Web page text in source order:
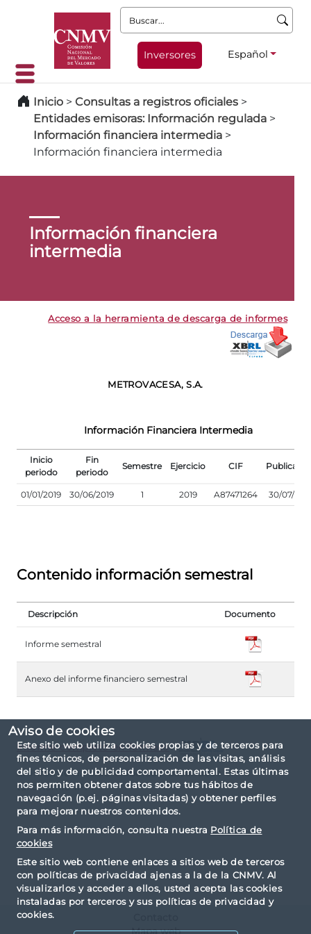
Aviso de cookies
Este sitio web utiliza cookies propias y de terceros para
fines técnicos, de personalización de las visitas, análisis
del sitio y de publicidad comportamental. Estas últimas
nos permiten obtener datos sobre tus hábitos de
navegación (p.ej. páginas visitadas) y obtener perfiles
para mejorar nuestros contenidos.
Para más información, consulta nuestra Política de
cookies
Este sitio web contiene enlaces a sitios web de terceros
con políticas de privacidad ajenas a la de la CNMV. Al
visualizarlos y acceder a ellos, usted acepta las cookies
instaladas por terceros y sus políticas de privacidad y
cookies.
Buscar:
Inversores Español
Inicio > Consultas a registros oficiales >
Entidades emisoras: Información regulada >
Información financiera intermedia >
Información financiera intermedia
Información financiera
intermedia
Acceso a la herramienta de descarga de informes
METROVACESA, S.A.
Información Financiera Intermedia
Inicio
periodo
Fin
periodo
Semestre Ejercicio CIF
01/01/2019 30/06/2019 1 2019 A87471264 30/07/
Contenido información semestral
Descripción Documento
Informe semestral
Anexo del informe financiero semestral
Informe completo en formato
El informe ha sido elaborado basándose en la
taxonomía IPP.
Mapa web